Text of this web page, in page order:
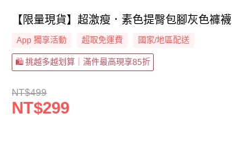
【限量現貨】超激瘦．素色提臀包腳灰色褲襪
App 獨享活動 超取免運費 國家/地區配送
🛍 挑越多越划算｜滿件最高現享85折
NT$499
NT$299